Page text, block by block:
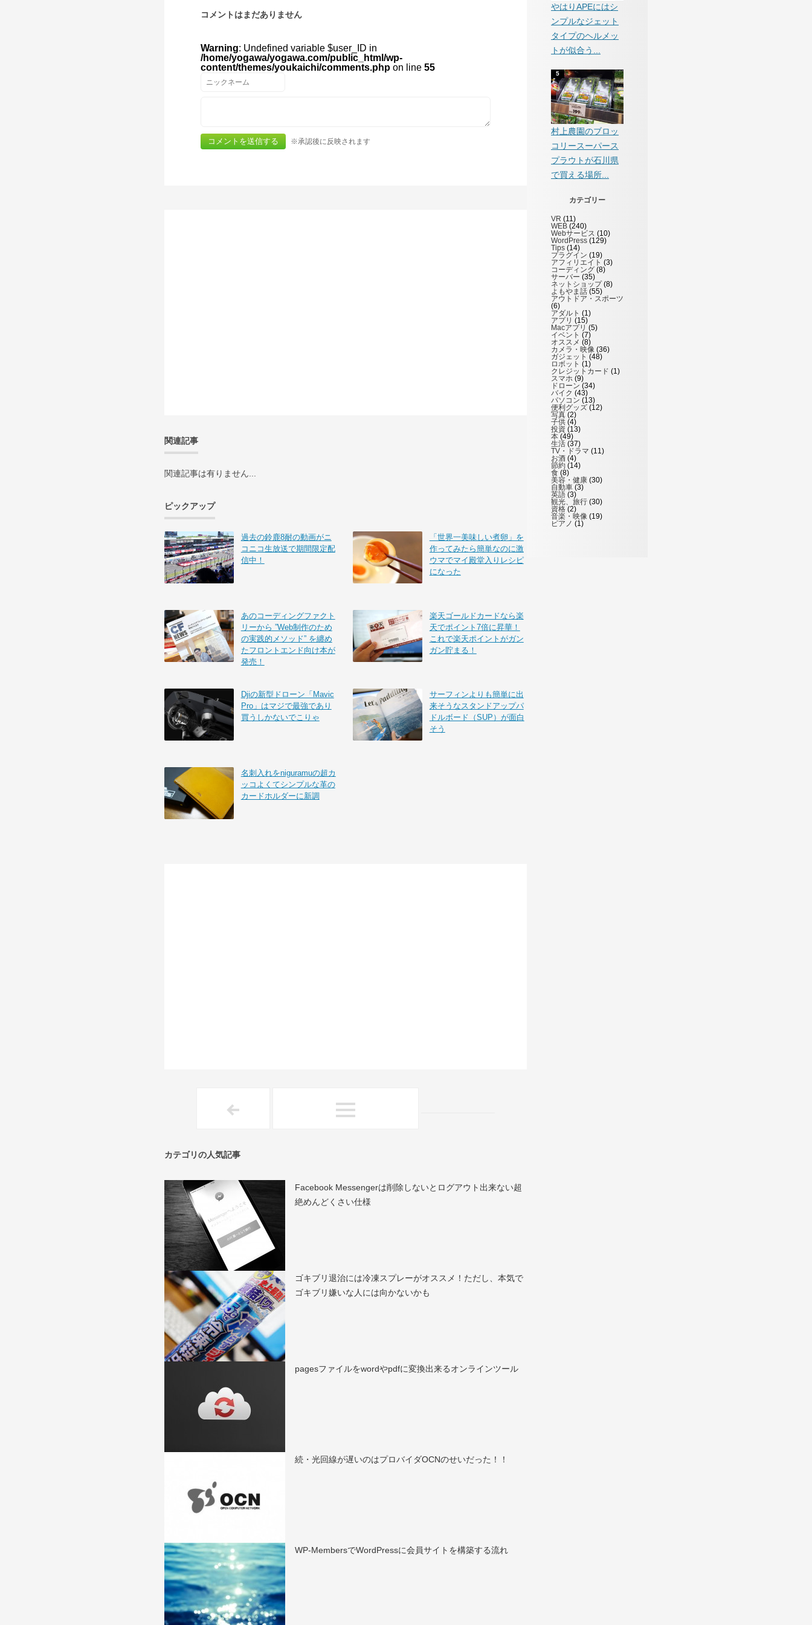
コメントはまだありません
Warning: Undefined variable $user_ID in
/home/yogawa/yogawa.com/public_html/wp-
content/themes/youkaichi/comments.php on line 55
※承認後に反映されます
関連記事
関連記事は有りません...
ピックアップ
過去の鈴鹿8耐の動画がニ
コニコ生放送で期間限定配
信中！
「世界一美味しい煮卵」を
作ってみたら簡単なのに激
ウマでマイ殿堂入りレシピ
になった
あのコーディングファクト
リーから ”Web制作のため
の実践的メソッド” を纏め
たフロントエンド向け本が
発売！
楽天ゴールドカードなら楽
天でポイント7倍に昇華！
これで楽天ポイントがガン
ガン貯まる！
Djiの新型ドローン「Mavic
Pro」はマジで最強であり
買うしかないでこりゃ
サーフィンよりも簡単に出
来そうなスタンドアップパ
ドルボード（SUP）が面白
そう
名刺入れをniguramuの超カ
ッコよくてシンプルな革の
カードホルダーに新調
カテゴリの人気記事
Facebook Messengerは削除しないとログアウト出来ない超
絶めんどくさい仕様
ゴキブリ退治には冷凍スプレーがオススメ！ただし、本気で
ゴキブリ嫌いな人には向かないかも
pagesファイルをwordやpdfに変換出来るオンラインツール
続・光回線が遅いのはプロバイダOCNのせいだった！！
WP-MembersでWordPressに会員サイトを構築する流れ
やはりAPEにはシ
ンプルなジェット
タイプのヘルメッ
トが似合う...
村上農園のブロッ
コリースーパース
プラウトが石川県
で買える場所...
カテゴリー
VR (11)
WEB (240)
Webサービス (10)
WordPress (129)
Tips (14)
プラグイン (19)
アフィリエイト (3)
コーディング (8)
サーバー (35)
ネットショップ(8)
よもやま話 (55)
アウトドア・スポーツ
(6)
アダルト (1)
アプリ (15)
Macアプリ (5)
イベント (7)
オススメ (8)
カメラ・映像 (36)
ガジェット (48)
ロボット (1)
クレジットカード (1)
スマホ (9)
ドローン (34)
バイク (43)
パソコン (13)
便利グッズ (12)
写真 (2)
子供 (4)
投資 (13)
本 (49)
生活 (37)
TV・ドラマ (11)
お酒 (4)
節約 (14)
食 (8)
美容・健康 (30)
自動車 (3)
英語 (3)
観光、旅行 (30)
資格 (2)
音楽・映像 (19)
ピアノ (1)